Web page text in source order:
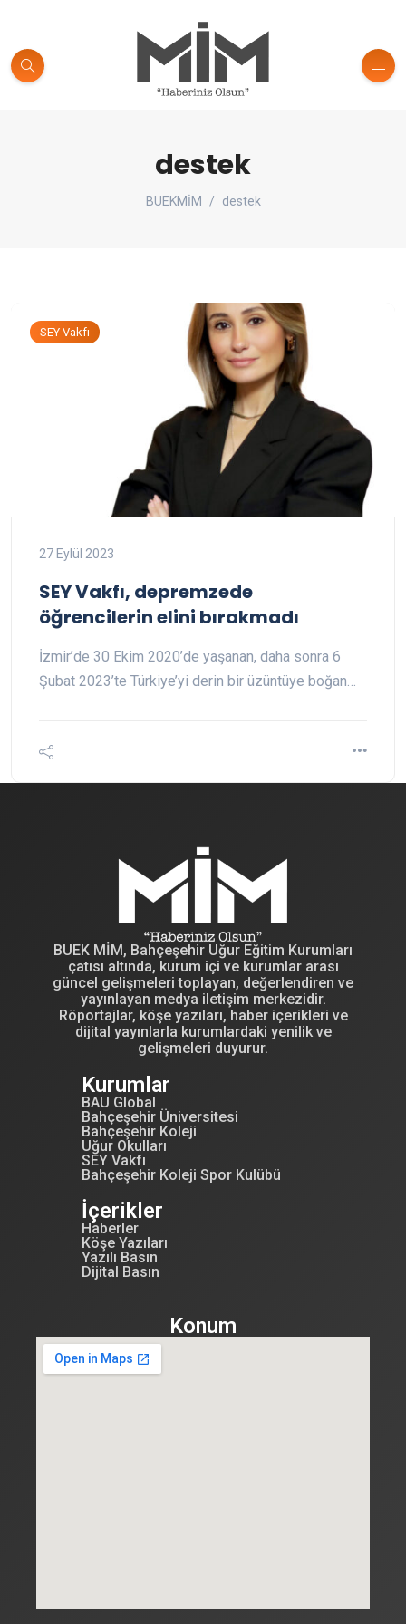
destek
BUEKMİM destek
SEY Vakfı
27 Eylül 2023
SEY Vakfı, depremzede
öğrencilerin elini bırakmadı
İzmir’de 30 Ekim 2020’de yaşanan, daha sonra 6
Şubat 2023’te Türkiye’yi derin bir üzüntüye boğan…
BUEK MİM, Bahçeşehir Uğur Eğitim Kurumları
çatısı altında, kurum içi ve kurumlar arası
güncel gelişmeleri toplayan, değerlendiren ve
yayınlayan medya iletişim merkezidir.
Röportajlar, köşe yazıları, haber içerikleri ve
dijital yayınlarla kurumlardaki yenilik ve
gelişmeleri duyurur.
Kurumlar
BAU Global
Bahçeşehir Üniversitesi
Bahçeşehir Koleji
Uğur Okulları
SEY Vakfı
Bahçeşehir Koleji Spor Kulübü
İçerikler
Haberler
Köşe Yazıları
Yazılı Basın
Dijital Basın
Konum